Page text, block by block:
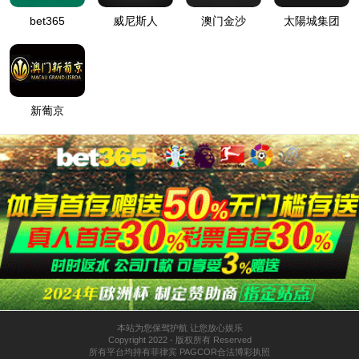
服务案例
1488威尼斯资讯
走进1488威尼斯
热门关键词：洁净室设备
备-净化设备厂家
当前位置：首页»空气净化设备»洁净工作台
prevnext
查看全部大图
洁净工作台
【产品介绍】：这是一种通用性较强的局部净化工作台，采用可
调风量风机系统、轻触型开关调节风速大小，保证工作区风速始
终处于理想状态。
它广泛用于医疗卫生、制药、生化实验、电子、
精密仪器、仪表、印刷等行业。